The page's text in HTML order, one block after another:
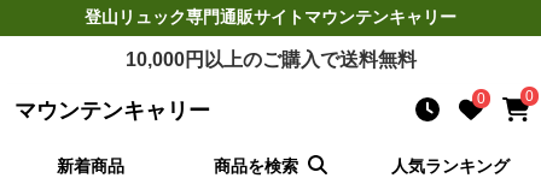
登山リュック専門通販サイトマウンテンキャリー
10,000円以上のご購入で送料無料
マウンテンキャリー 0 0
新着商品 商品を検索 人気ランキング